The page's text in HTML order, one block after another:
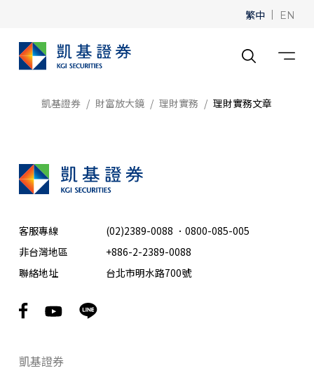
繁中 | EN
凱基證券 財富放大鏡 理財實務 理財實務文章
客服專線 (02)2389-0088 ． 0800-085-005
非台灣地區
+886-2-2389-0088
聯絡地址
台北市明水路700號
凱基證券